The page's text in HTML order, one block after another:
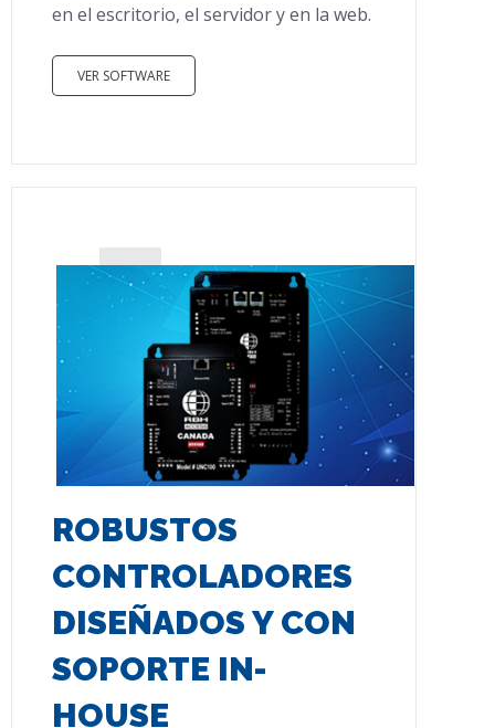
en el escritorio, el servidor y en la web.
VER SOFTWARE
ROBUSTOS
CONTROLADORES
DISEÑADOS Y CON
SOPORTE IN-
HOUSE